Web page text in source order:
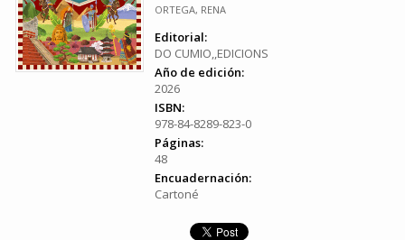
ORTEGA, RENA
Editorial:
DO CUMIO,,EDICIONS
Año de edición:
2026
ISBN:
978-84-8289-823-0
Páginas:
48
Encuadernación:
Cartoné